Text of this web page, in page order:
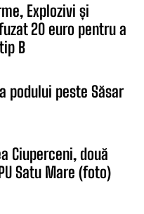
Explozivi și
20 euro pentru a
B
podului peste Săsar
Ciuperceni, două
Satu Mare (foto)